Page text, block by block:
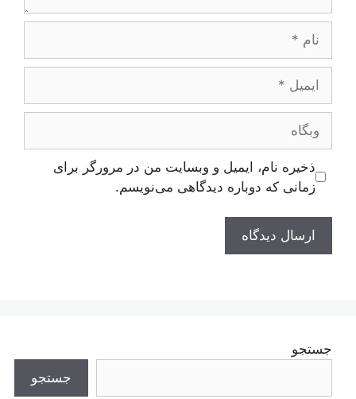
وبگاه
ذخیره نام، ایمیل و وبسایت من در مرورگر برای
زمانی که دوباره دیدگاهی می‌نویسم.
جستجو
جستجو